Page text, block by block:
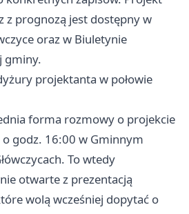
z prognozą jest dostępny w
oraz w Biuletynie
gminy.
projektanta w połowie
forma rozmowy o projekcie
o godz. 16:00 w Gminnym
To wtedy
otwarte z prezentacją
wolą wcześniej dopytać o